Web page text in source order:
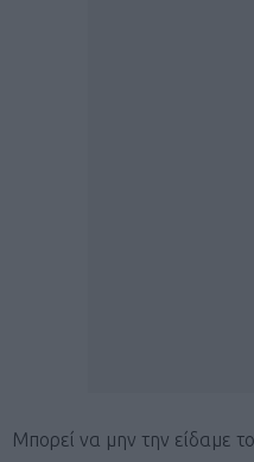
Μπορεί να μην την είδαμε